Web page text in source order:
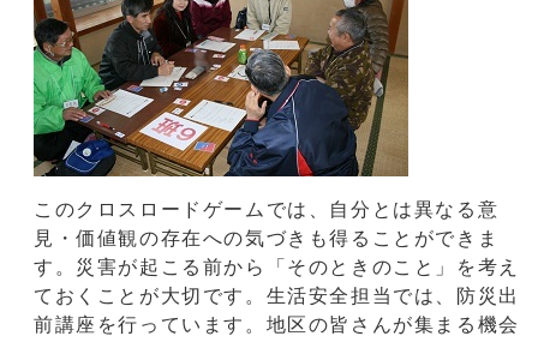
このクロスロードゲームでは、自分とは異なる意
見・価値観の存在への気づきも得ることができま
す。災害が起こる前から「そのときのこと」を考え
ておくことが大切です。生活安全担当では、防災出
前講座を行っています。地区の皆さんが集まる機会